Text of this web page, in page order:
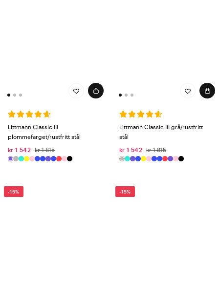
Littmann Classic III
plommefarget/rustfritt stål
kr 1 542 kr 1 815
Littmann Classic III grå/rustfritt
stål
kr 1 542 kr 1 815
-15% -15%